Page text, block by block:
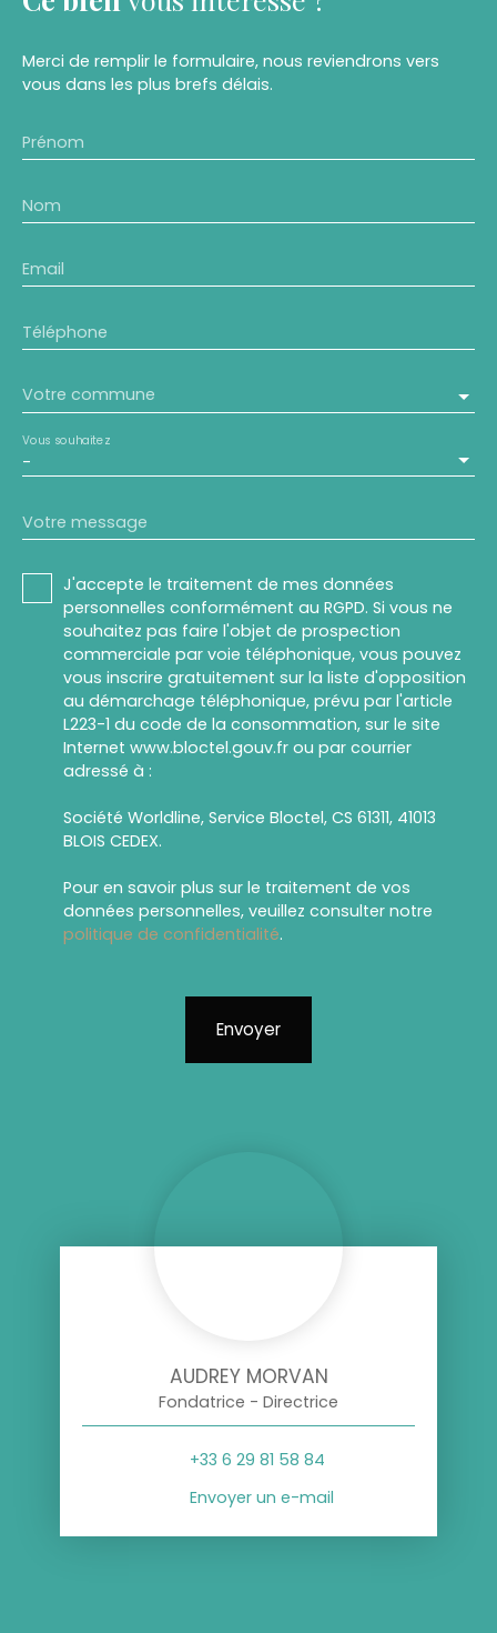
Merci de remplir le formulaire, nous reviendrons vers
vous dans les plus brefs délais.
Prénom
Nom
Email
Téléphone
Votre commune
-
Vous souhaitez
Votre message
J'accepte le traitement de mes données
personnelles conformément au RGPD. Si vous ne
souhaitez pas faire l'objet de prospection
commerciale par voie téléphonique, vous pouvez
vous inscrire gratuitement sur la liste d'opposition
au démarchage téléphonique, prévu par l'article
L223-1 du code de la consommation, sur le site
Internet www.bloctel.gouv.fr ou par courrier
adressé à :
Société Worldline, Service Bloctel, CS 61311, 41013
BLOIS CEDEX.
Pour en savoir plus sur le traitement de vos
données personnelles, veuillez consulter notre
politique de confidentialité.
Envoyer
AUDREY MORVAN
Fondatrice - Directrice
+33 6 29 81 58 84
Envoyer un e-mail